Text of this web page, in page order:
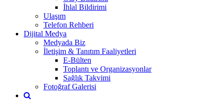
İhlal Bildirimi
Ulaşım
Telefon Rehberi
Dijital Medya
Medyada Biz
İletişim & Tanıtım Faaliyetleri
E-Bülten
Toplantı ve Organizasyonlar
Sağlık Takvimi
Fotoğraf Galerisi